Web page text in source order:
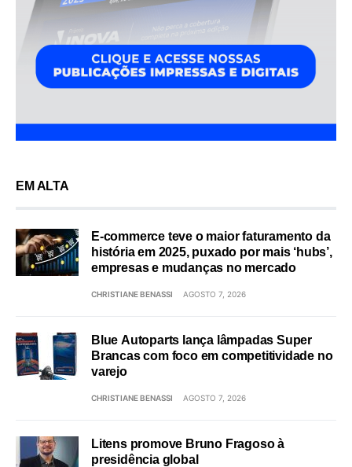
EM ALTA
E-commerce teve o maior faturamento da
história em 2025, puxado por mais ‘hubs’,
empresas e mudanças no mercado
CHRISTIANE BENASSI AGOSTO 7, 2026
Blue Autoparts lança lâmpadas Super
Brancas com foco em competitividade no
varejo
CHRISTIANE BENASSI AGOSTO 7, 2026
Litens promove Bruno Fragoso à
presidência global